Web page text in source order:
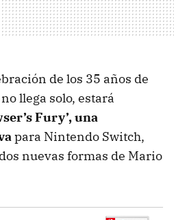
de los 35 años de
llega solo, estará
Fury’, una
para Nintendo Switch,
nuevas formas de Mario